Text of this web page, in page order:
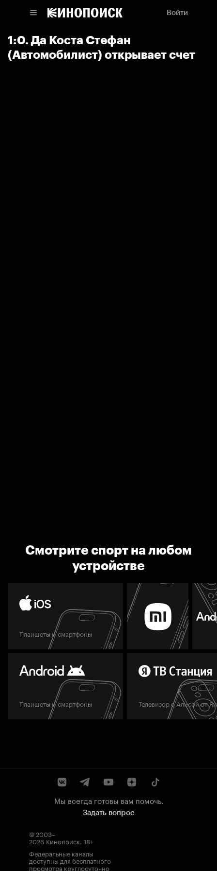
Войти
1:0. Да Коста Стефан
(Автомобилист) открывает счет
Смотрите спорт на любом
устройстве
Планшеты и смартфоны
Планшеты и смартфоны Телевизор с Алисой от
Мы всегда готовы вам помочь.
Задать вопрос
© 2003–
2026 Кинопоиск. 18+
Федеральные каналы
доступны для бесплатного
просмотра круглосуточно